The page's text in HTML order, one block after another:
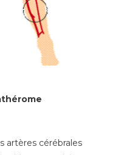
artères cérébrales